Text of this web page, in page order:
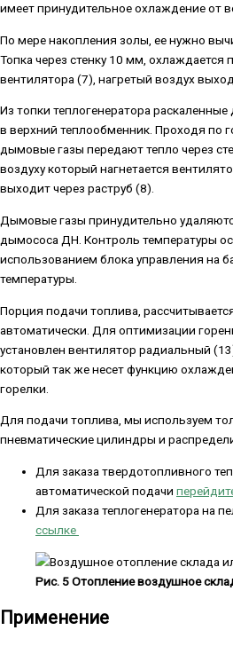
имеет принудительное охлаждение от
По мере накопления золы, ее нужно
Топка через стенку 10 мм, охлаждается
вентилятора (7), нагретый воздух
Из топки теплогенератора
в верхний теплообменник. Проходя по
дымовые газы передают тепло через
воздуху который нагнетается
выходит через раструб (8).
Дымовые газы принудительно
дымососа ДН. Контроль температуры
использованием блока управления на
температуры.
Порция подачи топлива,
автоматически. Для оптимизации
установлен вентилятор радиальный
который так же несет функцию
горелки.
Для подачи топлива, мы используем
пневматические цилиндры и
Для заказа твердотопливного
автоматической подачи
Для заказа теплогенератора на
ссылке
Рис. 5 Отопление воздушное
Применение